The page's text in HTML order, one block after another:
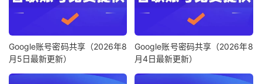
Google账号密码共享（2026年8
月5日最新更新）
Google账号密码共享（2026年8
月4日最新更新）